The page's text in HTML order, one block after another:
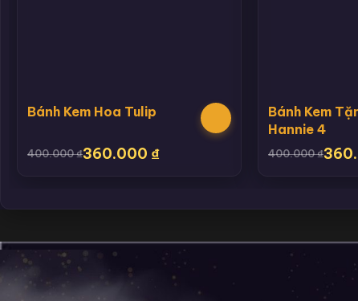
Bánh Kem Hoa Tulip
400.000₫360.000 ₫
Bánh Kem
Hannie 4
400.000₫